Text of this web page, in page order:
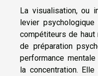
La visualisation, ou
levier
compétiteurs de haut
de préparation
performance
la concentration.